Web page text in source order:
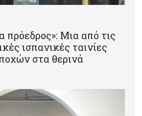
πρόεδρος»: Mια από τις
ισπανικές ταινίες
στα θερινά